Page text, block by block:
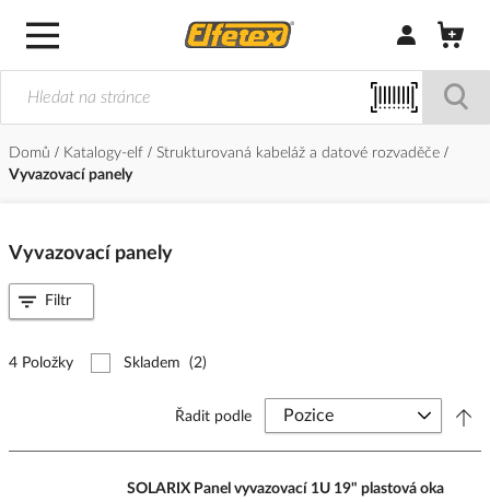
Přihlásit/
Domů Katalogy-elf
Strukturovaná kabeláž a datové rozvaděče
Vyvazovací panely
Vyvazovací panely
4 Položky Skladem (2)
Řadit podle
SOLARIX Panel vyvazovací 1U 19" plastová oka
Filtr